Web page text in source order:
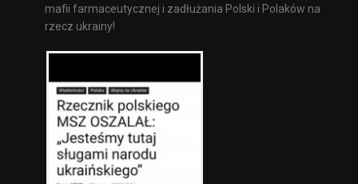
mafii farmaceutycznej i zadłużania Polski i Polaków na
rzecz ukrainy!